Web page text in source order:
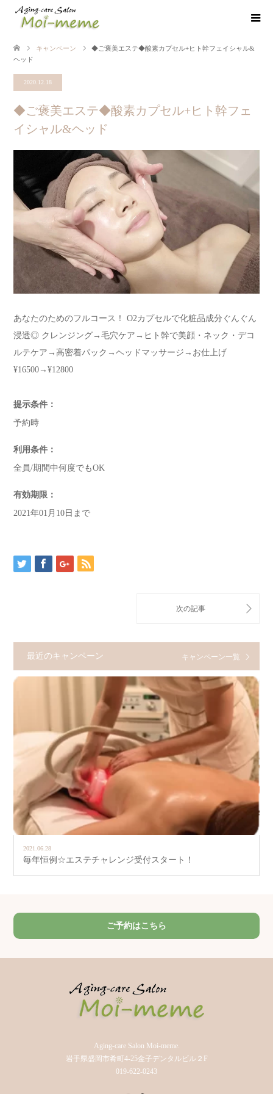
キャンペーン
◆ご褒美エステ◆酸素カプセル+ヒト幹フェイシャル&
ヘッド
2020.12.18
◆ご褒美エステ◆酸素カプセル+ヒト幹フェ
イシャル&ヘッド
あなたのためのフルコース！ O2カプセルで化粧品成分ぐんぐん
浸透◎ クレンジング→毛穴ケア→ヒト幹で美顔・ネック・デコ
ルテケア→高密着パック→ヘッドマッサージ→お仕上げ
¥16500→¥12800
提示条件：
予約時
利用条件：
全員/期間中何度でもOK
有効期限：
2021年01月10日まで
最近のキャンペーン キャンペーン一覧
2021.06.28
毎年恒例☆エステチャレンジ受付スタート！
ご予約はこちら
Aging-care Salon Moi-meme.
岩手県盛岡市肴町4-25金子デンタルビル２F
019-622-0243